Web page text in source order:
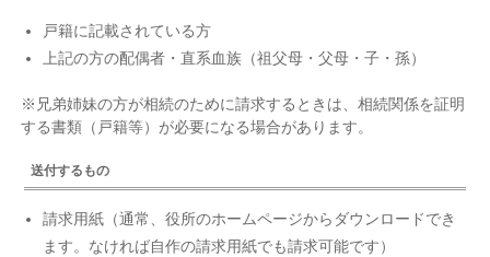
戸籍に記載されている方
上記の方の配偶者・直系血族（祖父母・父母・子・孫）
※兄弟姉妹の方が相続のために請求するときは、相続関係を証明
する書類（戸籍等）が必要になる場合があります。
送付するもの
請求用紙（通常、役所のホームページからダウンロードでき
ます。なければ自作の請求用紙でも請求可能です）